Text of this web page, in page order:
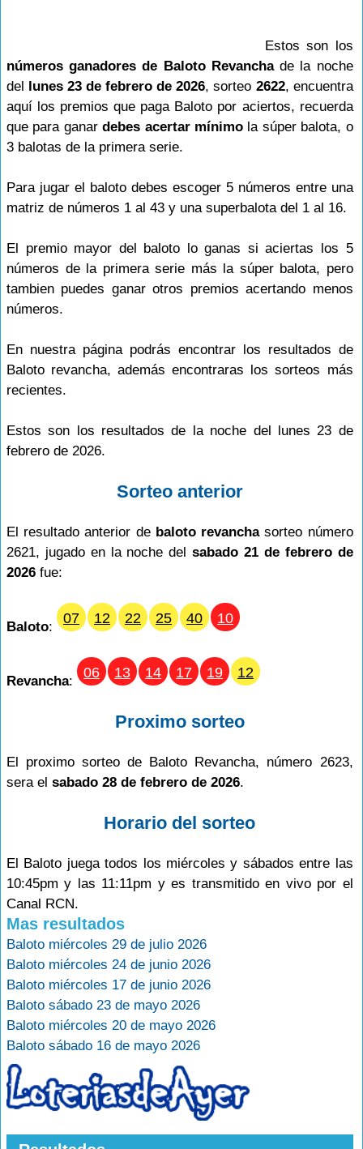
Estos son los
números ganadores de Baloto Revanchade la noche
del lunes 23 de febrero de 2026, sorteo 2622, encuentra
aquí los premios que paga Baloto por aciertos, recuerda
que para ganardebes acertar mínimo la súper balota, o
3 balotas de la primera serie.
Para jugar el baloto debes escoger 5 números entre una
matriz de números 1 al 43 y una superbalota del 1 al 16.
El premio mayor del baloto lo ganas si aciertas los 5
números de la primera serie más la súper balota, pero
tambien puedes ganar otros premios acertando menos
números.
En nuestra página podrás encontrar los resultados de
Baloto revancha, además encontraras los sorteos más
recientes.
Estos son los resultados de la noche del lunes 23 de
febrero de 2026.
Sorteo anterior
El resultado anterior de baloto revanchasorteo número
2621, jugado en la noche delsabado 21 de febrero de
2026 fue:
Baloto:
07 12 22 25 40 10
Revancha:
06 13 14 17 19 12
Proximo sorteo
El proximo sorteo de Baloto Revancha, número 2623,
sera el sabado 28 de febrero de 2026.
Horario del sorteo
El Baloto juega todos los miércoles y sábados entre las
10:45pm y las 11:11pm y es transmitido en vivo por el
Canal RCN.
Mas resultados
Baloto miércoles 29 de julio 2026
Baloto miércoles 24 de junio 2026
Baloto miércoles 17 de junio 2026
Baloto sábado 23 de mayo 2026
Baloto miércoles 20 de mayo 2026
Baloto sábado 16 de mayo 2026